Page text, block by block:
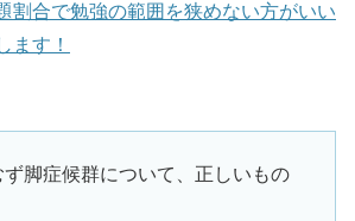
割合で勉強の範囲を狭めない方がいい
ます！
脚症候群について、正しいもの